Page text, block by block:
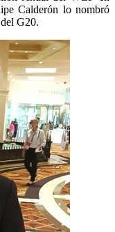
Calderón lo nombró
G20.